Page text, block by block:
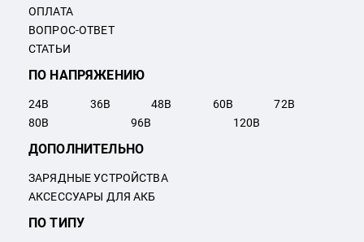
ОПЛАТА
ВОПРОС-ОТВЕТ
СТАТЬИ
ПО НАПРЯЖЕНИЮ
24В 36В 48В 60В 72В
80В 96В 120В
ПО ТИПУ
ДОПОЛНИТЕЛЬНО
ЗАРЯДНЫЕ УСТРОЙСТВА
АКСЕССУАРЫ ДЛЯ АКБ